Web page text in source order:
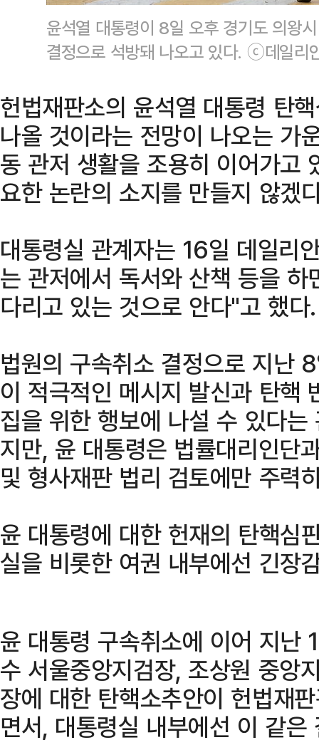
윤석열 대통령이 8일 오후 경기도 의왕
결정으로 석방돼 나오고 있다. ⓒ데일리
헌법재판소의 윤석열 대통령 탄
나올 것이라는 전망이 나오는 가
동 관저 생활을 조용히 이어가고
요한 논란의 소지를 만들지 않겠
대통령실 관계자는 16일 데일리
는 관저에서 독서와 산책 등을
다리고 있는 것으로 안다"고 했다.
법원의 구속취소 결정으로 지난
이 적극적인 메시지 발신과 탄핵
집을 위한 행보에 나설 수 있다
지만, 윤 대통령은 법률대리인단
및 형사재판 법리 검토에만 주력
윤 대통령에 대한 헌재의 탄핵심
실을 비롯한 여권 내부에선 긴장
윤 대통령 구속취소에 이어 지난
수 서울중앙지검장, 조상원 중앙
장에 대한 탄핵소추안이 헌법재
면서, 대통령실 내부에선 이 같